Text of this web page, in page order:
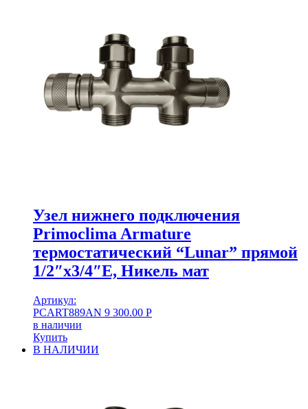
Узел нижнего подключения
Primoclima Armature
термостатический “Lunar” прямой
1/2″х3/4″Е, Никель мат
Артикул:
PCART889AN 9 300.00 Р
в наличии
Купить
В НАЛИЧИИ